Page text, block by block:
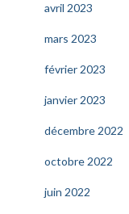
avril 2023
mars 2023
février 2023
janvier 2023
décembre 2022
octobre 2022
juin 2022